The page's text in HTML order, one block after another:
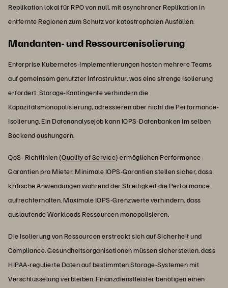
Replikation lokal für RPO von null, mit asynchroner Replikation in
entfernte Regionen zum Schutz vor katastrophalen Ausfällen.
Mandanten- und Ressourcenisolierung
Enterprise Kubernetes-Implementierungen hosten mehrere Teams
auf gemeinsam genutzter Infrastruktur, was eine strenge Isolierung
erfordert. Storage-Kontingente verhindern die
Kapazitätsmonopolisierung, adressieren aber nicht die Performance-
Isolierung. Ein Datenanalysejob kann IOPS-Datenbanken im selben
Backend aushungern.
QoS- Richtlinien (Quality of Service) ermöglichen Performance-
Garantien pro Mieter. Minimale IOPS-Garantien stellen sicher, dass
kritische Anwendungen während der Streitigkeit die Performance
aufrechterhalten. Maximale IOPS-Grenzwerte verhindern, dass
auslaufende Workloads Ressourcen monopolisieren.
Die Isolierung von Ressourcen erstreckt sich auf Sicherheit und
Compliance. Gesundheitsorganisationen müssen sicherstellen, dass
HIPAA-regulierte Daten auf bestimmten Storage-Systemen mit
Verschlüsselung verbleiben. Finanzdienstleister benötigen einen